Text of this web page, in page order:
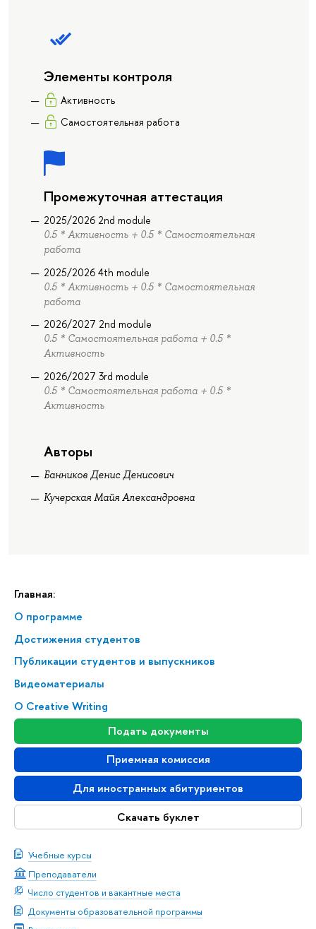
Главная:
О программе
Достижения студентов
Публикации студентов и выпускников
Видеоматериалы
О Creative Writing
Подать документы
Приемная комиссия
Для иностранных абитуриентов
Скачать буклет
Учебные курсы
Преподаватели
Число студентов и вакантные места
Документы образовательной программы
Элементы контроля
Активность
Самостоятельная работа
Промежуточная аттестация
2025/2026 2nd module
0.5 * Активность + 0.5 * Самостоятельная
работа
2025/2026 4th module
0.5 * Активность + 0.5 * Самостоятельная
работа
2026/2027 2nd module
0.5 * Самостоятельная работа + 0.5 *
Активность
2026/2027 3rd module
0.5 * Самостоятельная работа + 0.5 *
Активность
Авторы
Банников Денис Денисович
Кучерская Майя Александровна